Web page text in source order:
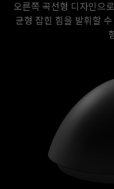
오른쪽 곡선형 디자인으
균형 잡힌 힘을 발휘할